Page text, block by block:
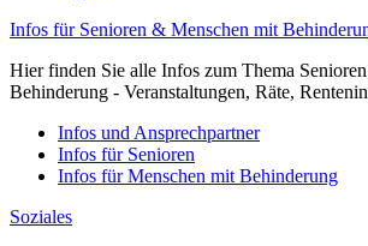
Infos für Senioren & Menschen mit
Hier finden Sie alle Infos zum Thema
Behinderung - Veranstaltungen, Räte,
Infos und Ansprechpartner
Infos für Senioren
Infos für Menschen mit Behinderung
Soziales